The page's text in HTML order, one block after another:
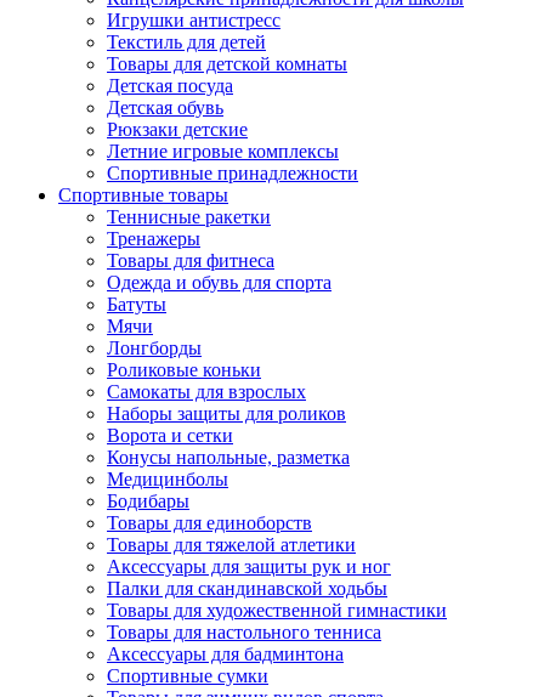
Игрушки антистресс
Текстиль для детей
Товары для детской комнаты
Детская посуда
Детская обувь
Рюкзаки детские
Летние игровые комплексы
Спортивные принадлежности
Спортивные товары
Теннисные ракетки
Тренажеры
Товары для фитнеса
Одежда и обувь для спорта
Батуты
Мячи
Лонгборды
Роликовые коньки
Самокаты для взрослых
Наборы защиты для роликов
Ворота и сетки
Конусы напольные, разметка
Медицинболы
Бодибары
Товары для единоборств
Товары для тяжелой атлетики
Аксессуары для защиты рук и ног
Палки для скандинавской ходьбы
Товары для художественной гимнастики
Товары для настольного тенниса
Аксессуары для бадминтона
Спортивные сумки